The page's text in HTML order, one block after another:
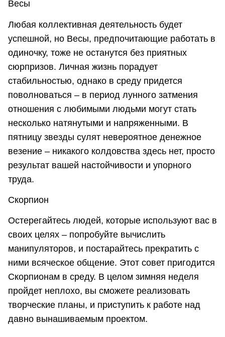
Весы
Любая коллективная деятельность будет
успешной, но Весы, предпочитающие работать в
одиночку, тоже не останутся без приятных
сюрпризов. Личная жизнь порадует
стабильностью, однако в среду придется
поволноваться – в период лунного затмения
отношения с любимыми людьми могут стать
несколько натянутыми и напряженными. В
пятницу звезды сулят невероятное денежное
везение – никакого колдовства здесь нет, просто
результат вашей настойчивости и упорного
труда.
Скорпион
Остерегайтесь людей, которые используют вас в
своих целях – попробуйте вычислить
манипуляторов, и постарайтесь прекратить с
ними всяческое общение. Этот совет пригодится
Скорпионам в среду. В целом зимняя неделя
пройдет неплохо, вы сможете реализовать
творческие планы, и приступить к работе над
давно вынашиваемым проектом.